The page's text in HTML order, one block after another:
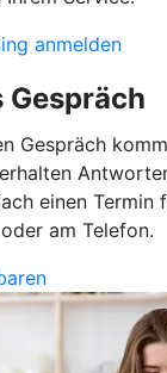
anmelden
Gespräch
Gespräch
einen Termin
am Telefon.